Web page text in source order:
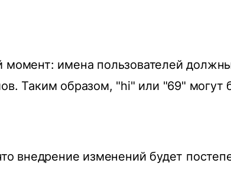
имена пользователей должны
Таким образом, "hi" или "69" могут
внедрение изменений будет